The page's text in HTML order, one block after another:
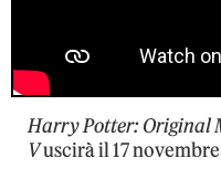
Harry Potter: Original
Vuscirà il 17